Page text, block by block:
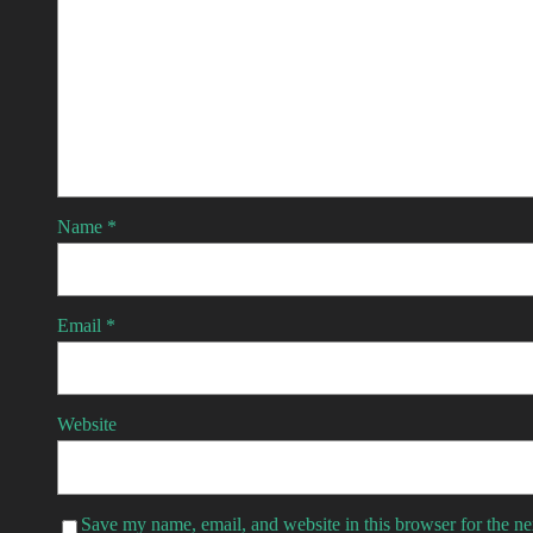
Name *
Email *
Website
Save my name, email, and website in this browser for the